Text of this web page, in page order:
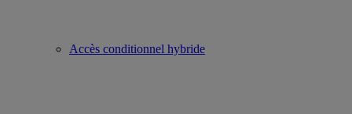
Accès conditionnel hybride